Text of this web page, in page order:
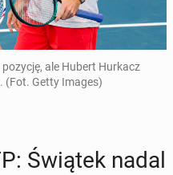
ale Hubert Hurkacz
(Fot. Getty Images)
Świątek nadal